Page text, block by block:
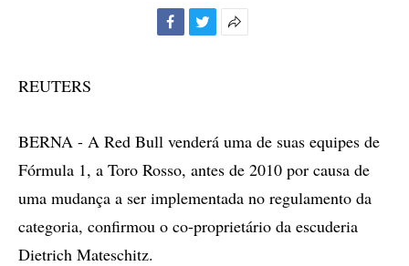
REUTERS
BERNA - A Red Bull venderá uma de suas equipes de
Fórmula 1, a Toro Rosso, antes de 2010 por causa de
uma mudança a ser implementada no regulamento da
categoria, confirmou o co-proprietário da escuderia
Dietrich Mateschitz.